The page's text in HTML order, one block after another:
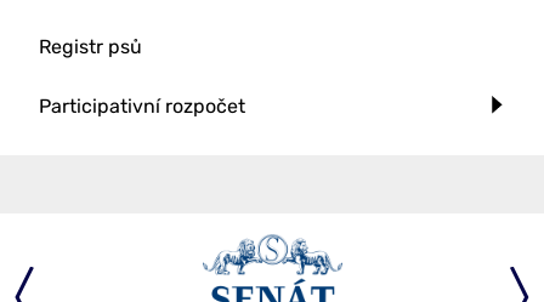
Registr psů
Participativní rozpočet